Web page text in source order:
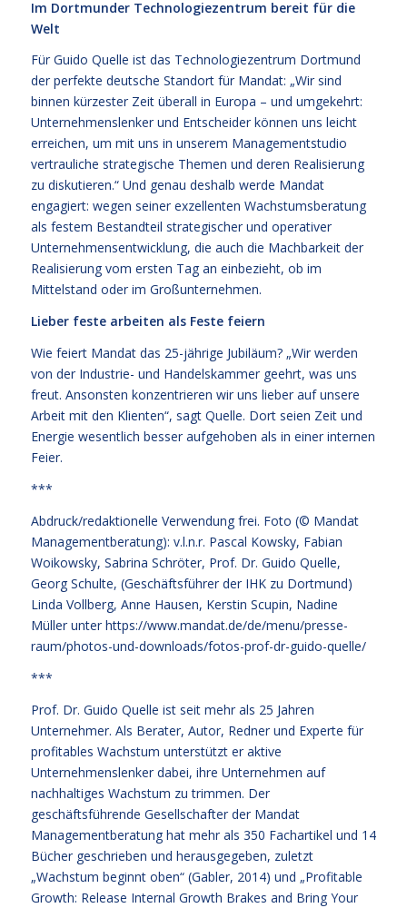
Im Dortmunder Technologiezentrum bereit für die
Welt
Für Guido Quelle ist das Technologiezentrum Dortmund
der perfekte deutsche Standort für Mandat: „Wir sind
binnen kürzester Zeit überall in Europa – und umgekehrt:
Unternehmenslenker und Entscheider können uns leicht
erreichen, um mit uns in unserem Managementstudio
vertrauliche strategische Themen und deren Realisierung
zu diskutieren.“ Und genau deshalb werde Mandat
engagiert: wegen seiner exzellenten Wachstumsberatung
als festem Bestandteil strategischer und operativer
Unternehmensentwicklung, die auch die Machbarkeit der
Realisierung vom ersten Tag an einbezieht, ob im
Mittelstand oder im Großunternehmen.
Lieber feste arbeiten als Feste feiern
Wie feiert Mandat das 25-jährige Jubiläum? „Wir werden
von der Industrie- und Handelskammer geehrt, was uns
freut. Ansonsten konzentrieren wir uns lieber auf unsere
Arbeit mit den Klienten“, sagt Quelle. Dort seien Zeit und
Energie wesentlich besser aufgehoben als in einer internen
Feier.
***
Abdruck/redaktionelle Verwendung frei. Foto (© Mandat
Managementberatung): v.l.n.r. Pascal Kowsky, Fabian
Woikowsky, Sabrina Schröter, Prof. Dr. Guido Quelle,
Georg Schulte, (Geschäftsführer der IHK zu Dortmund)
Linda Vollberg, Anne Hausen, Kerstin Scupin, Nadine
Müller unter https://www.mandat.de/de/menu/presse-
raum/photos-und-downloads/fotos-prof-dr-guido-quelle/
***
Prof. Dr. Guido Quelle ist seit mehr als 25 Jahren
Unternehmer. Als Berater, Autor, Redner und Experte für
profitables Wachstum unterstützt er aktive
Unternehmenslenker dabei, ihre Unternehmen auf
nachhaltiges Wachstum zu trimmen. Der
geschäftsführende Gesellschafter der Mandat
Managementberatung hat mehr als 350 Fachartikel und 14
Bücher geschrieben und herausgegeben, zuletzt
„Wachstum beginnt oben“ (Gabler, 2014) und „Profitable
Growth: Release Internal Growth Brakes and Bring Your